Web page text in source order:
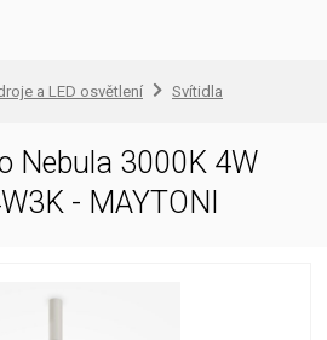
a LED osvětlení Svítidla
Nebula 3000K 4W
- MAYTONI